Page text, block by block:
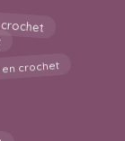
crochet